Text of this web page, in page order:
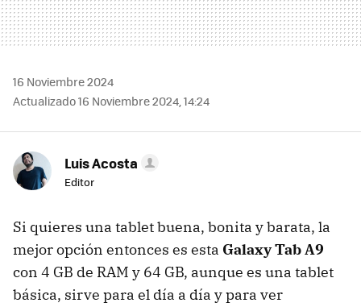
16 Noviembre 2024
Actualizado 16 Noviembre 2024, 14:24
Luis Acosta
Editor
Si quieres una tablet buena, bonita y barata, la
mejor opción entonces es esta Galaxy Tab A9
con 4 GB de RAM y 64 GB, aunque es una tablet
básica, sirve para el día a día y para ver